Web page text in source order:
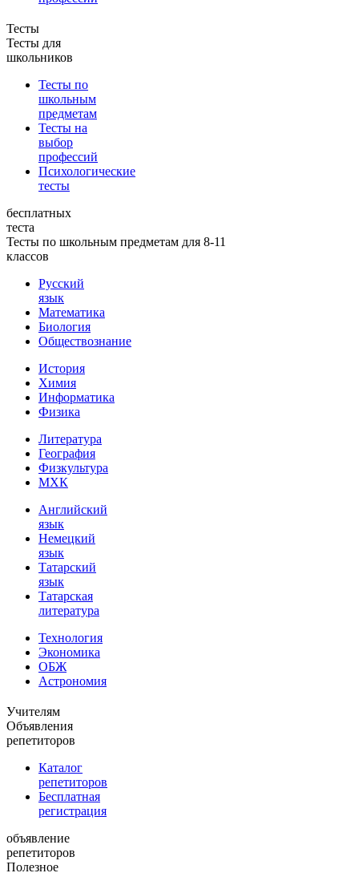
Тесты
Тесты для
школьников
Тесты по
школьным
предметам
Тесты на
выбор
профессий
Психологические
тесты
бесплатных
теста
Тесты по школьным предметам для 8-11
классов
Русский
язык
Математика
Биология
Обществознание
История
Химия
Информатика
Физика
Литература
География
Физкультура
МХК
Английский
язык
Немецкий
язык
Татарский
язык
Татарская
литература
Технология
Экономика
ОБЖ
Астрономия
Учителям
Объявления
репетиторов
Каталог
репетиторов
Бесплатная
регистрация
объявление
репетиторов
Полезное